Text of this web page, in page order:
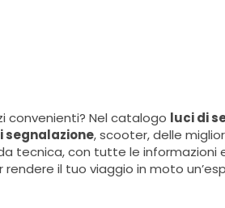
convenienti? Nel catalogo luci di
segnalazione, scooter, delle
tecnica, con tutte le informazioni
il tuo viaggio in moto